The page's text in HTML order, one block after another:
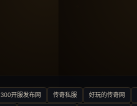
300开服发布网 传奇私服 好玩的传奇网